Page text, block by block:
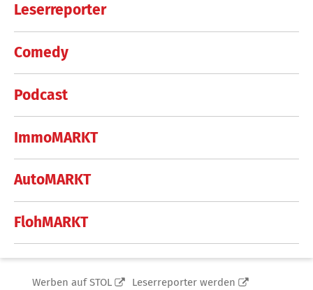
Leserreporter
Comedy
Podcast
ImmoMARKT
AutoMARKT
FlohMARKT
Werben auf STOL
Leserreporter werden